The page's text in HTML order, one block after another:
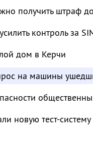
получить штраф
контроль за
дом в Керчи
на машины
новую тест-